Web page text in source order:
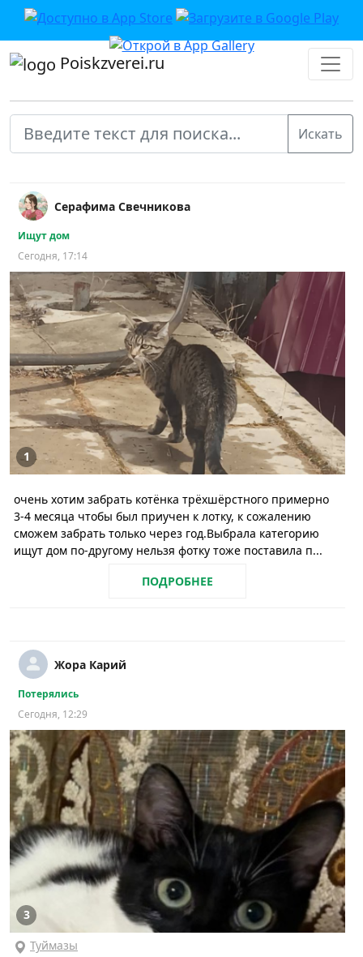
Poiskzverei.ru
Серафима Свечникова
Ищут дом
Сегодня, 17:14
1
очень хотим забрать котёнка трёхшёрстного примерно
3-4 месяца чтобы был приучен к лотку, к сожалению
сможем забрать только через год.Выбрала категорию
ищут дом по-другому нельзя фотку тоже поставила п...
ПОДРОБНЕЕ
Жора Карий
Потерялись
Сегодня, 12:29
3
Туймазы